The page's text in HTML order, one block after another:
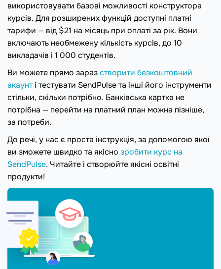
використовувати базові можливості конструктора
курсів. Для розширених функцій доступні платні
тарифи — від $21 на місяць при оплаті за рік. Вони
включають необмежену кількість курсів, до 10
викладачів і 1 000 студентів.
Ви можете прямо заразстворити безкоштовний
акаунті тестувати SendPulse та інші його інструменти
стільки, скільки потрібно. Банківська картка не
потрібна — перейти на платний план можна пізніше,
за потреби.
До речі, у нас є проста інструкція, за допомогою якої
ви зможете швидко та якісно зробити курс на
SendPulse. Читайте і створюйте якісні освітні
продукти!